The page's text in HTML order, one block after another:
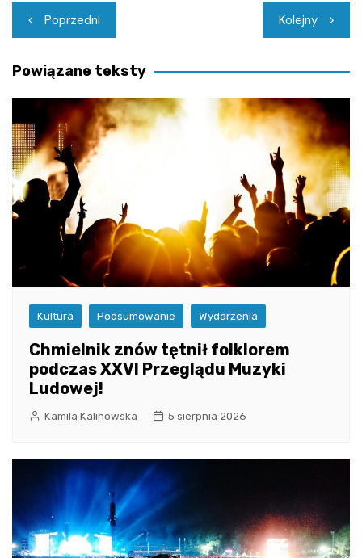
Nawigacja
wpisu
Poprzedni Kolejny
Powiązane teksty
Kultura Podsumowanie Wydarzenia
Chmielnik znów tętnił folklorem
podczas XXVI Przeglądu Muzyki
Ludowej!
Kamila Kalinowska 5 sierpnia 2026